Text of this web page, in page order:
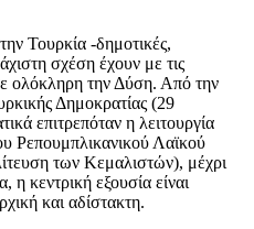
Τουρκία -δημοτικές,
σχέση έχουν με τις
ολόκληρη την Δύση. Από την
Δημοκρατίας (29
επιτρεπόταν η λειτουργία
Ρεπουμπλικανικού Λαϊκού
των Κεμαλιστών), μέχρι
κεντρική εξουσία είναι
και αδίστακτη.